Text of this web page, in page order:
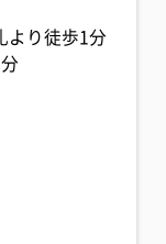
より徒歩1分